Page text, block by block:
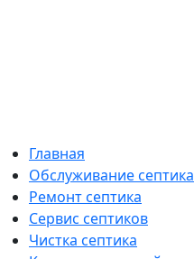
Главная
Обслуживание септика
Ремонт септика
Сервис септиков
Чистка септика